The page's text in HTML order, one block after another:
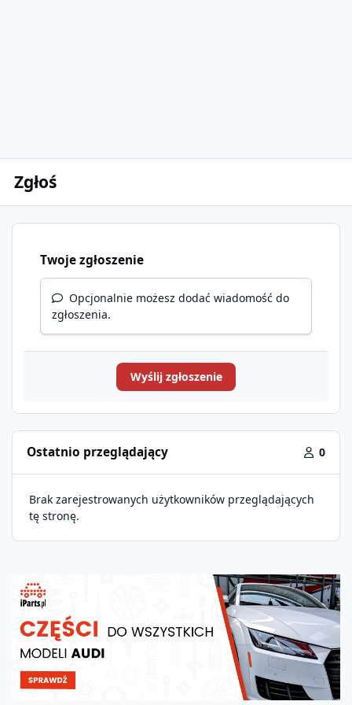
Zgłoś
Twoje zgłoszenie
Opcjonalnie możesz dodać wiadomość do
zgłoszenia.
Wyślij zgłoszenie
Ostatnio przeglądający 0
Brak zarejestrowanych użytkowników przeglądających
tę stronę.